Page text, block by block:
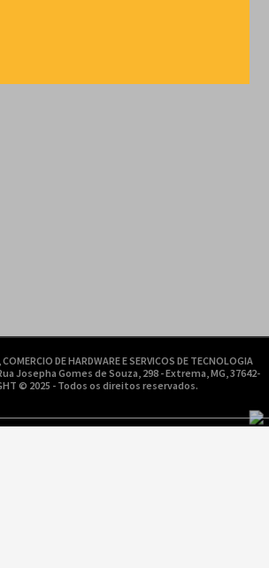
DE HARDWARE E SERVICOS DE TECNOLOGIA
Josepha Gomes de Souza, 298 - Extrema, MG, 37642-
© 2025 - Todos os direitos reservados.